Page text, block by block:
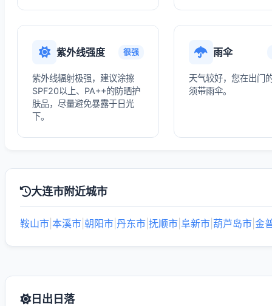
紫外线强度 很强
紫外线辐射极强，建议涂擦
SPF20以上、PA++的防晒护
肤品，尽量避免暴露于日光
下。
雨伞
天气较好，您在出门
须带雨伞。
大连市附近城市
鞍山市 本溪市 朝阳市 丹东市 抚顺市 阜新市 葫芦岛市 金
日出日落